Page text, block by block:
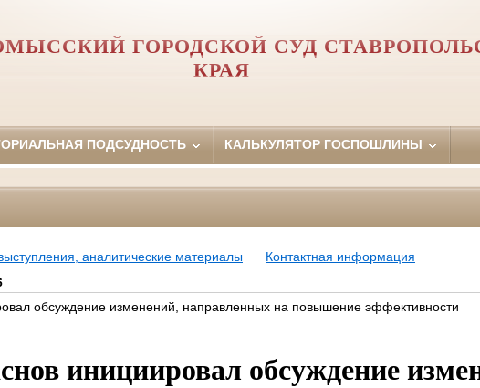
ГОРОДСКОЙ СУД
КРАЯ
ПОДСУДНОСТЬ КАЛЬКУЛЯТОР ГОСПОШЛИНЫ
аналитические материалы
Контактная информация
обсуждение изменений, направленных на повышение эффективности
инициировал обсуждение